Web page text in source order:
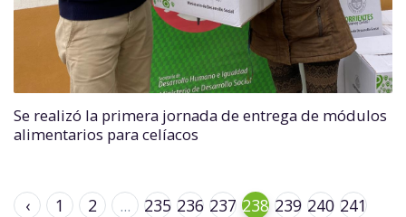
Se realizó la primera jornada de entrega de módulos
alimentarios para celíacos
‹ 1 2 ... 235 236 237 238 239 240 241